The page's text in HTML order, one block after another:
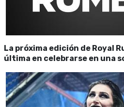
La próxima edición de Royal
última en celebrarse en una